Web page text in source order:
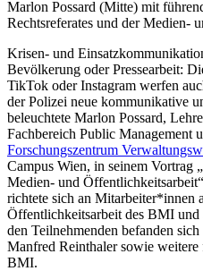
Marlon Possard (Mitte) mit
Rechtsreferates und der Medien-
Krisen- und
Bevölkerung oder Pressearbeit:
TikTok oder Instagram werfen
der Polizei neue kommunikative
beleuchtete Marlon Possard,
Fachbereich Public Management
Forschungszentrum
Campus Wien, in seinem
Medien- und
richtete sich an Mitarbeiter*innen
Öffentlichkeitsarbeit des BMI und
den Teilnehmenden befanden
Manfred Reinthaler sowie
BMI.